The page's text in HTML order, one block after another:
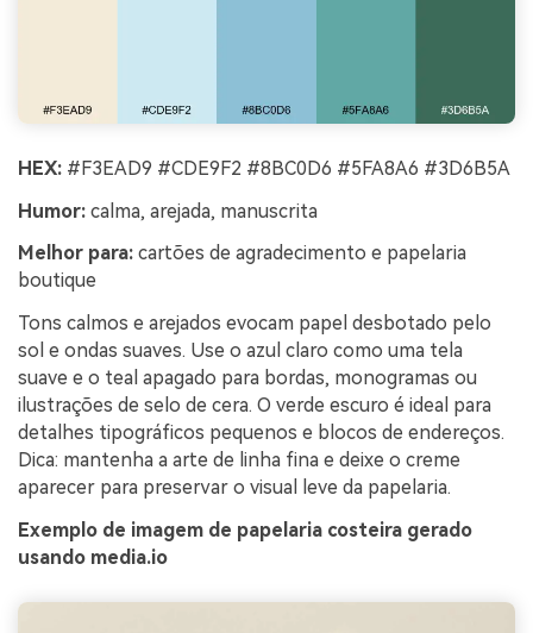
HEX: #F3EAD9 #CDE9F2 #8BC0D6 #5FA8A6 #3D6B5A
Humor: calma, arejada, manuscrita
Melhor para: cartões de agradecimento e papelaria
boutique
Tons calmos e arejados evocam papel desbotado pelo
sol e ondas suaves. Use o azul claro como uma tela
suave e o teal apagado para bordas, monogramas ou
ilustrações de selo de cera. O verde escuro é ideal para
detalhes tipográficos pequenos e blocos de endereços.
Dica: mantenha a arte de linha fina e deixe o creme
aparecer para preservar o visual leve da papelaria.
Exemplo de imagem de papelaria costeira gerado
usando media.io